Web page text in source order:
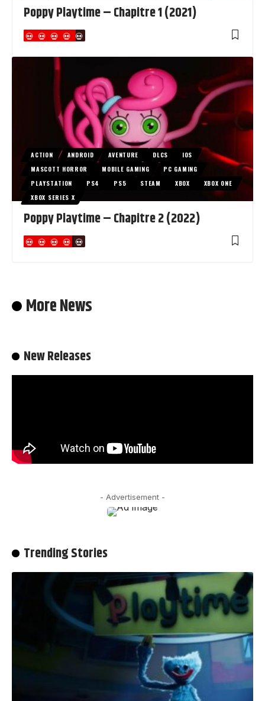
Poppy Playtime – Chapitre 1 (2021)
ACTION ANDROID AVENTURE DLCS
IOS
MASCOTT HORROR
MOBILE GAMING
PC GAMING
PLAYSTATION
PS4 PS5 STEAM XBOX
XBOX ONE
XBOX SERIES X
Poppy Playtime – Chapitre 2 (2022)
New Releases
- Advertisement -
Trending Stories
More News